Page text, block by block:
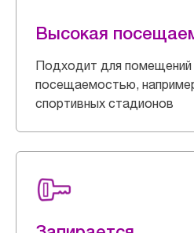
Высокая
Подходит для
посещаемостью,
спортивных стадионов